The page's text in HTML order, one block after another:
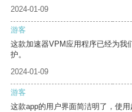
2024-01-09
游客
这款加速器VPM应用程序已经为我
护。
2024-01-09
游客
这款app的用户界面简洁明了，使